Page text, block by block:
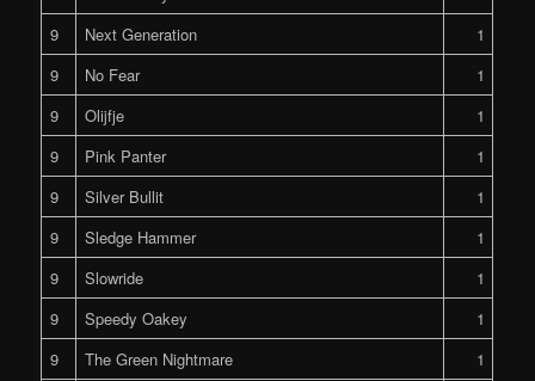
9
Next Generation
1
9
No Fear
1
9
Olijfje
1
9
Pink Panter
1
9
Silver Bullit
1
9
Sledge Hammer
1
9
Slowride
1
9
Speedy Oakey
1
9
The Green Nightmare
1